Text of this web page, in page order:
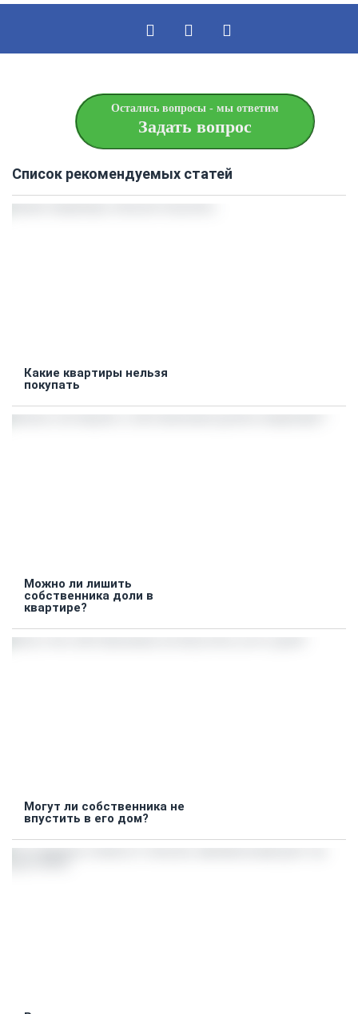
Остались вопросы - мы ответим
Задать вопрос
Список рекомендуемых статей
Какие квартиры нельзя
покупать
Можно ли лишить
собственника доли в
квартире?
Могут ли собственника не
впустить в его дом?